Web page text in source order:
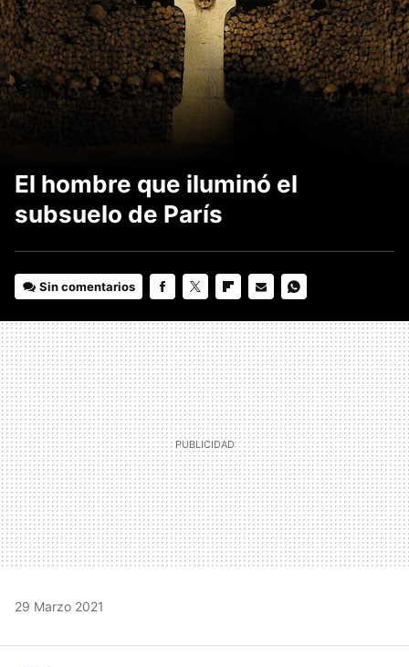
El hombre que iluminó el
subsuelo de París
Sin comentarios
MAIL
29 Marzo 2021